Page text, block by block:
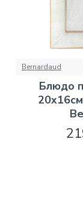
Bernardaud
Блюдо